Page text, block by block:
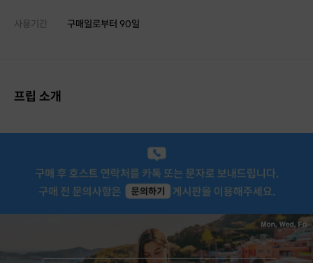
사용기간 구매일로부터 90일
프립 소개